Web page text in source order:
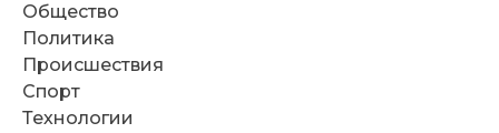
Общество
Политика
Происшествия
Спорт
Технологии